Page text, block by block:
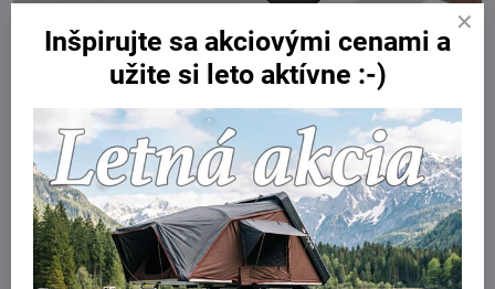
Technické údaje:
Maximálny počet bicyklov: 4
Nosnosť: 60 kg
Maximálna hmotnosť bicykla: 30 kg
Rozmery: 152 x 111 x 91 cm
Rozmer v zloženom stave: 152 x 47 x 91 cm
Hmotnosť: 12,4 kg
Vhodné pre rámy bicyklov: 22-80 mm
Vzdialenosť medzi bicyklami: 31 cm
Inšpirujte sa akciovými cenami a
užite si leto aktívne :-)